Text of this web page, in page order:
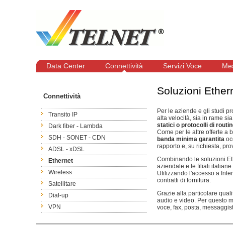
Data Center Connettività Servizi Voce
Connettività
Transito IP
Dark fiber - Lambda
SDH - SONET - CDN
ADSL - xDSL
Ethernet
Wireless
Satellitare
Dial-up
VPN
Soluzioni
Per le aziende e gli studi
alta velocità, sia in rame
statici o protocolli di
Come per le altre offerte a
banda minima garantita
rapporto e, su richiesta,
Combinando le soluzioni
aziendale e le filiali
Utilizzando l'accesso a
contratti di fornitura.
Grazie alla particolare
audio e video. Per questo
voce, fax, posta,